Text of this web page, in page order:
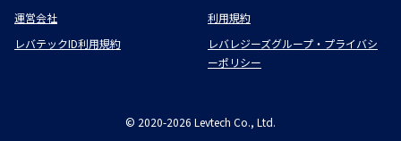
運営会社
利用規約
レバテックID利用規約
レバレジーズグループ・プライバシ
ーポリシー
© 2020-2026 Levtech Co., Ltd.